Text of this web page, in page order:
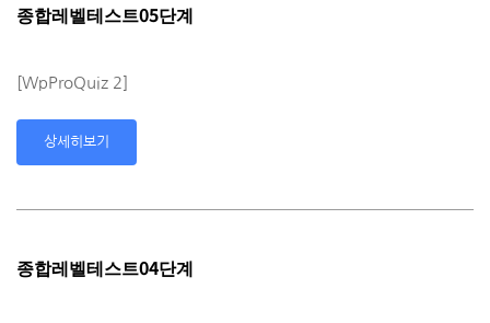
종합레벨테스트05단계
[WpProQuiz 2]
상세히보기
종합레벨테스트04단계